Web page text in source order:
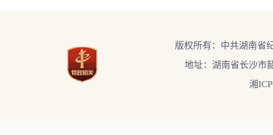
版权所有：中共湖南省
地址：湖南省长沙市
湘